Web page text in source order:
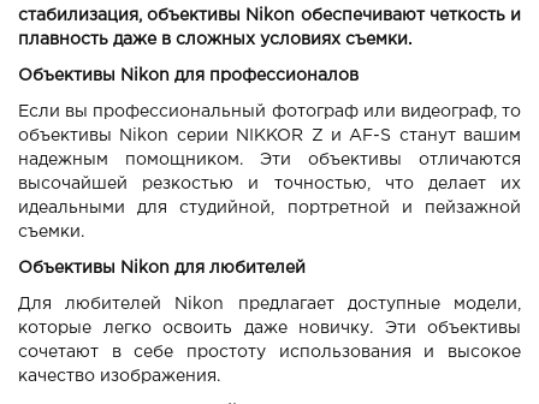
стабилизация, объективы Nikon обеспечивают четкость и
плавность даже в сложных условиях съемки.
Объективы Nikon для профессионалов
Если вы профессиональный фотограф или видеограф, то
объективы Nikon серии NIKKOR Z и AF-S станут вашим
надежным помощником. Эти объективы отличаются
высочайшей резкостью и точностью, что делает их
идеальными для студийной, портретной и пейзажной
съемки.
Объективы Nikon для любителей
Для любителей Nikon предлагает доступные модели,
которые легко освоить даже новичку. Эти объективы
сочетают в себе простоту использования и высокое
качество изображения.